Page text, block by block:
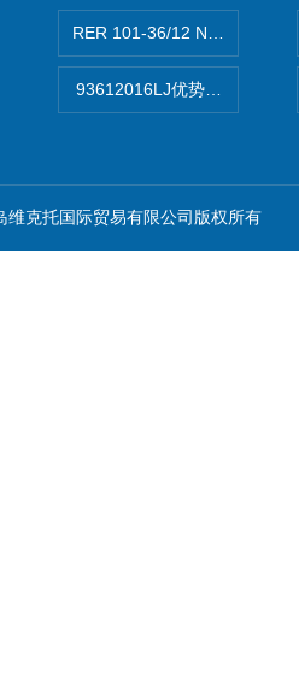
RER 101-36/12 NHH离心
93612016LJ优势供应美国
克托国际贸易有限公司版权所有